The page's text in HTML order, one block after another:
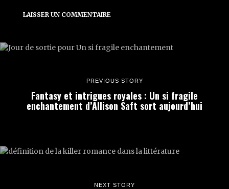
PREVIOUS STORY
Fantasy et intrigues royales : Un si fragile
enchantement d’Allison Saft sort aujourd’hui
NEXT STORY